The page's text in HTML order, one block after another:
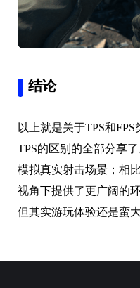
结论
以上就是关于TPS和
TPS的区别的全部分享
模拟真实射击场景；相
视角下提供了更广阔的
但其实游玩体验还是蛮大